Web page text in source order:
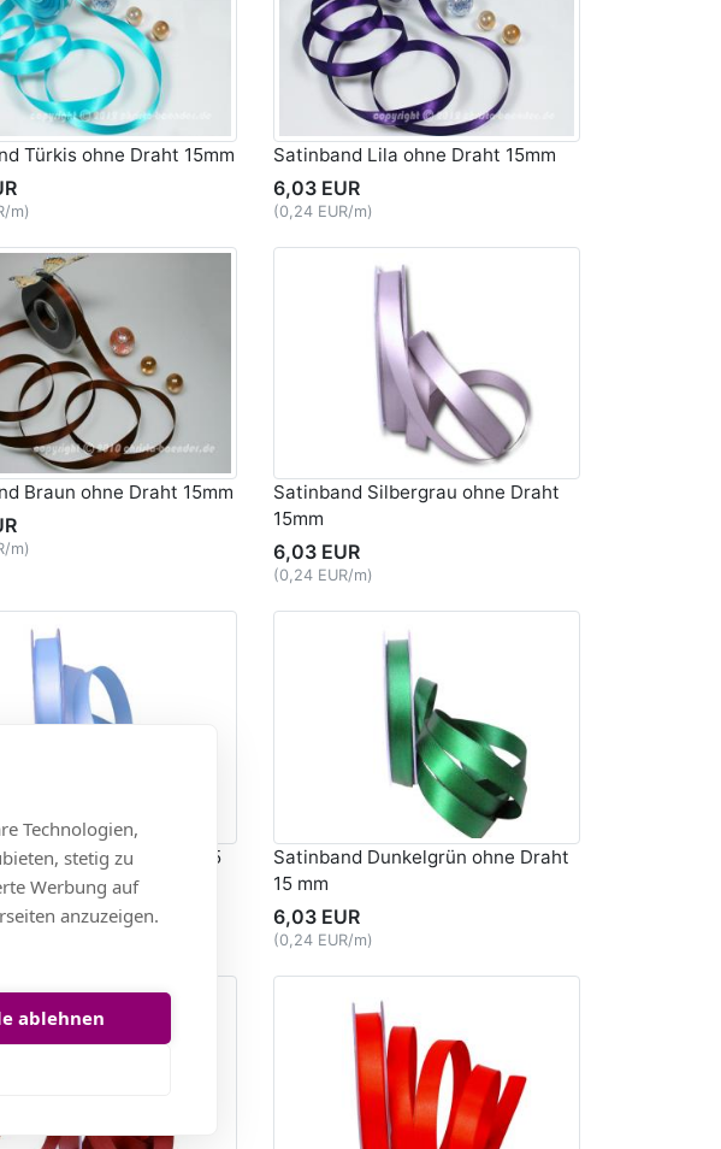
Türkis ohne Draht 15mm
m)
Satinband Lila ohne Draht 15mm
6,03 EUR
(0,24 EUR/m)
Braun ohne Draht 15mm
m)
Satinband Silbergrau ohne Draht
15mm
6,03 EUR
(0,24 EUR/m)
Hellblau ohne Draht 15
Satinband Dunkelgrün ohne Draht
15 mm
6,03 EUR
(0,24 EUR/m)
Technologien,
stetig zu
Werbung auf
anzuzeigen.
ablehnen